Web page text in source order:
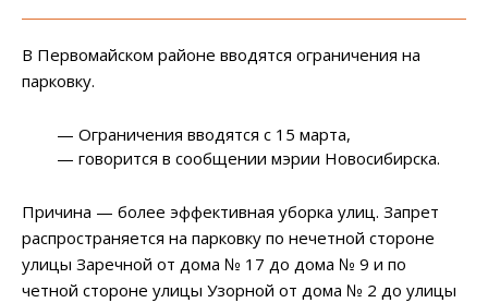
В Первомайском районе вводятся ограничения на
парковку.
— Ограничения вводятся с 15 марта,
— говорится в сообщении мэрии Новосибирска.
Причина — более эффективная уборка улиц. Запрет
распространяется на парковку по нечетной стороне
улицы Заречной от дома № 17 до дома № 9 и по
четной стороне улицы Узорной от дома № 2 до улицы